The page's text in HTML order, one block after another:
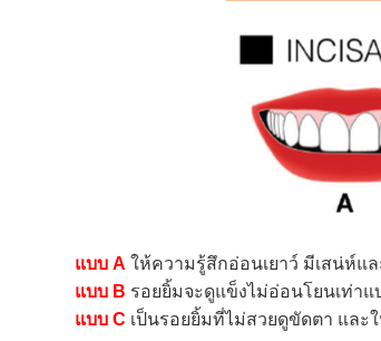
แบบ A ให้ความรู้สึกอ่อนเยาว์ มีเสน่ห์แล
แบบ B รอยยิ้มจะดูแข็งไม่อ่อนโยนเท่า
แบบ C เป็นรอยยิ้มที่ไม่สวยดูขัดตา และ